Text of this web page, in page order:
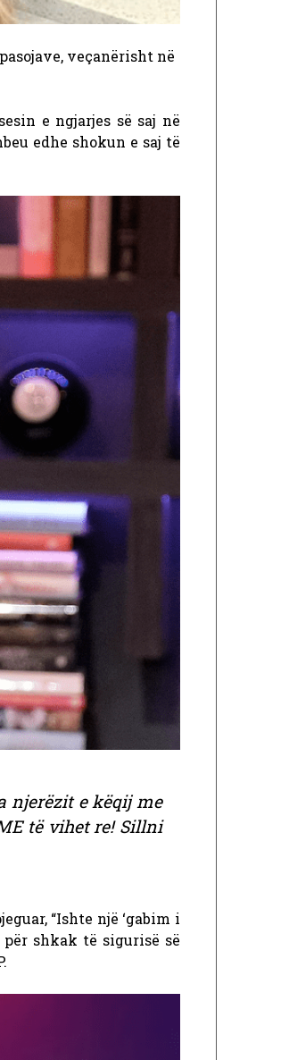
veçanërisht në
e ngjarjes së saj në
edhe shokun e saj të
njerëzit e këqij me
të vihet re! Sillni
“Ishte një ‘gabim i
për shkak të sigurisë së